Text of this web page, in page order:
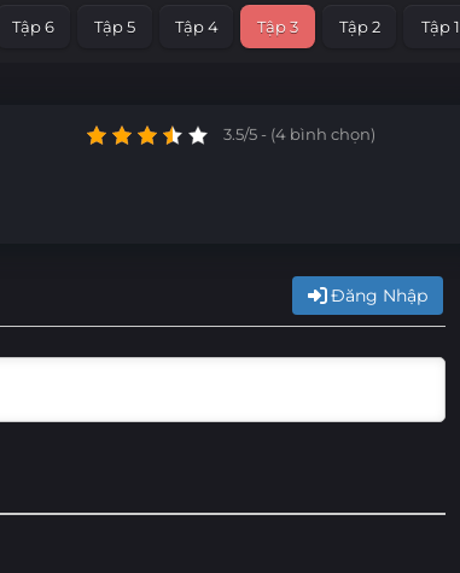
Tập 6 Tập 5 Tập 4 Tập 3 Tập 2 Tập 1
3.5/5 - (4 bình chọn)
Đăng Nhập